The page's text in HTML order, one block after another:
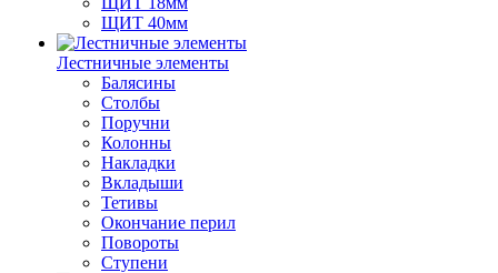
ЩИТ 40мм
Лестничные элементы
Балясины
Столбы
Поручни
Колонны
Накладки
Вкладыши
Тетивы
Окончание перил
Повороты
Ступени